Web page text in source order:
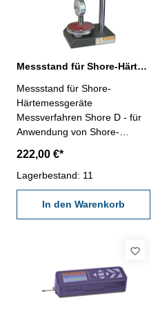
wiederaufladbare
Lithiumbatterie- Standby 200
Stunden, Dauerarbeitszeit 10
Stunden- Betriebstemperatur :
- 20° - + 60° C-
60°C- relative Luftfeuchtigkeit:
90 %- mit Stützring für kleine,
runde Werkstücke, Ladekabel,
Netzteil und Reinigungsbürste
Messstand für Shore-Härtemessgeräte
Messstand für Shore-
Härtemessgeräte
Messverfahren Shore D - für
Anwendung von Shore-
Anpresskraft- Höhe
verstellbar- mit Anlift-Hebel,
Aufnahme-Gewinde M7 x 0,5-
passend für Shore-
Härteprüfer Nr. 208.353.N,
222,00 €*
Lagerbestand: 11
In den Warenkorb